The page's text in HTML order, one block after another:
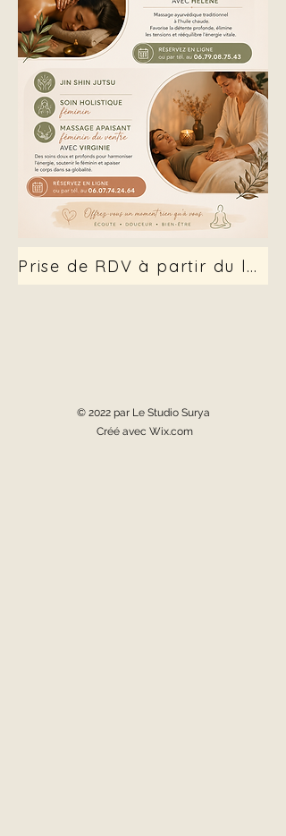
Prise de RDV à partir du lundi 14 sept.
© 2022 par Le Studio Surya
Créé avec Wix.com